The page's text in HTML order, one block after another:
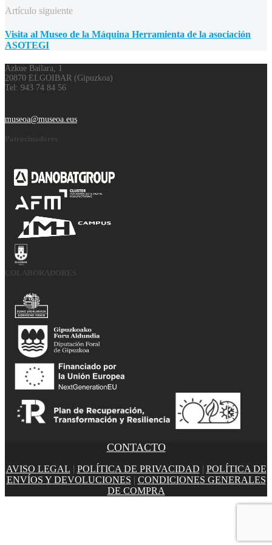
Artículo siguiente
Visita al Museo de la Máquina Herramienta de la asociación
ASOTEGI
Azkue Bailara, 1
20870 ELGOIBAR (Gipuzkoa)
Tel: 943 74 84 56
museoa@museoa.eus
Patrocinadores
COLABORADORES
CONTACTO
AVISO LEGAL | POLÍTICA DE PRIVACIDAD | POLÍTICA DE
ENVÍOS Y DEVOLUCIONES | CONDICIONES GENERALES
DE COMPRA